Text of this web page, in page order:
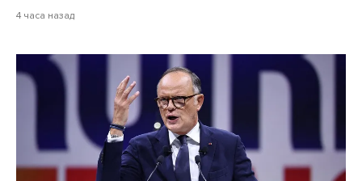
4 часа назад